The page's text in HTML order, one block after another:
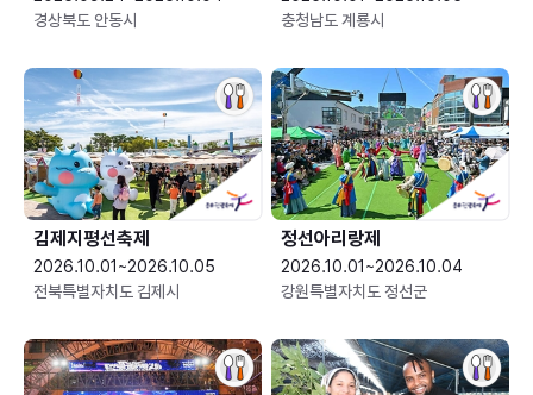
경상북도 안동시
충청남도 계룡시
김제지평선축제
2026.10.01~2026.10.05
전북특별자치도 김제시
정선아리랑제
2026.10.01~2026.10.04
강원특별자치도 정선군